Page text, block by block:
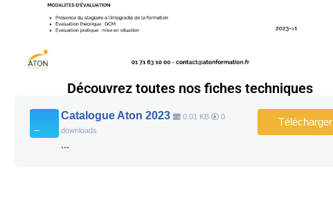
Découvrez toutes nos fiches techniques
Catalogue Aton 2023 0.01 KB
0
downloads
...
Télécharger